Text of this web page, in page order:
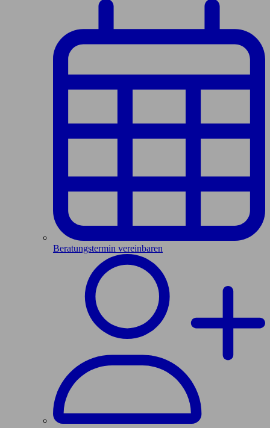
Beratungstermin vereinbaren